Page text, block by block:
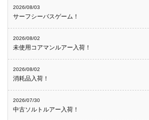
2026/08/03
サーフシーバスゲーム！
2026/08/02
未使用コアマンルアー入荷！
2026/08/02
消耗品入荷！
2026/07/30
中古ソルトルアー入荷！